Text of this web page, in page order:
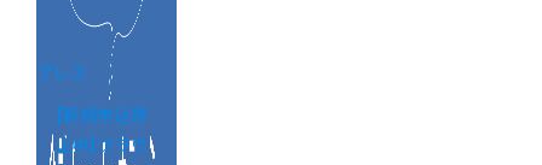
プレス
【新規申込停
止中】クラウ